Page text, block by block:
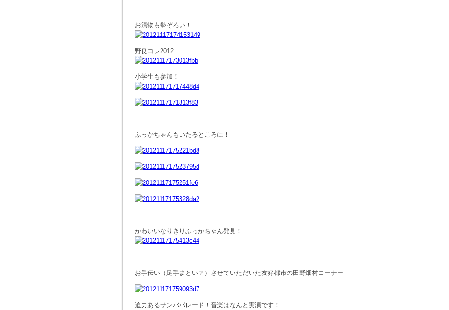
お漬物も勢ぞろい！
野良コレ2012
小学生も参加！
ふっかちゃんもいたるところに！
かわいいなりきりふっかちゃん発見！
お手伝い（足手まとい？）させていただいた友好都市の田野畑村コーナー
迫力あるサンバパレード！音楽はなんと実演です！